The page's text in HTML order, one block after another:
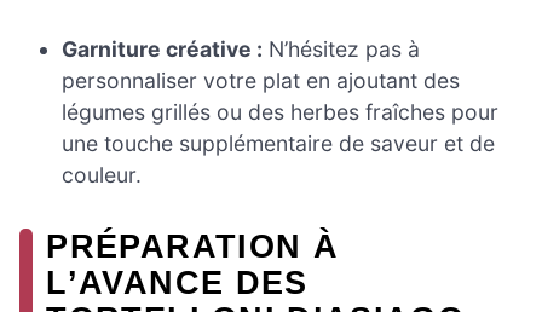
Garniture créative : N’hésitez pas à
personnaliser votre plat en ajoutant des
légumes grillés ou des herbes fraîches pour
une touche supplémentaire de saveur et de
couleur.
PRÉPARATION À
L’AVANCE DES